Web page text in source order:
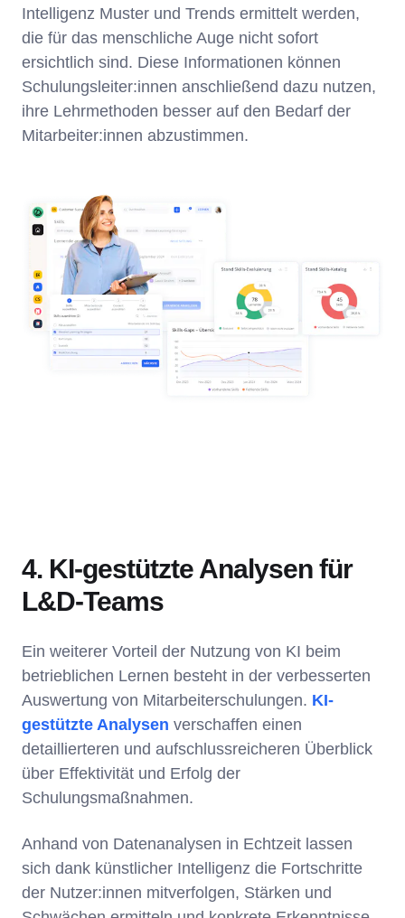
Intelligenz Muster und Trends ermittelt werden,
die für das menschliche Auge nicht sofort
ersichtlich sind. Diese Informationen können
Schulungsleiter:innen anschließend dazu nutzen,
ihre Lehrmethoden besser auf den Bedarf der
Mitarbeiter:innen abzustimmen.
4. KI-gestützte Analysen für
L&D-Teams
Ein weiterer Vorteil der Nutzung von KI beim
betrieblichen Lernen besteht in der verbesserten
Auswertung von Mitarbeiterschulungen. KI-
gestützte Analysen verschaffen einen
detaillierteren und aufschlussreicheren Überblick
über Effektivität und Erfolg der
Schulungsmaßnahmen.
Anhand von Datenanalysen in Echtzeit lassen
sich dank künstlicher Intelligenz die Fortschritte
der Nutzer:innen mitverfolgen, Stärken und